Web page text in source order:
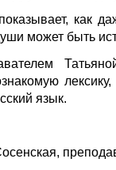
как
может быть
язык.